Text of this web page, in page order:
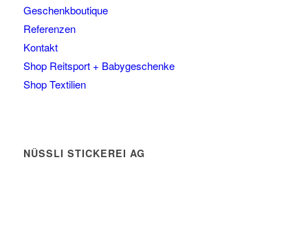
Geschenkboutique
Referenzen
Kontakt
Shop Reitsport + Babygeschenke
Shop Textilien
NÜSSLI STICKEREI AG